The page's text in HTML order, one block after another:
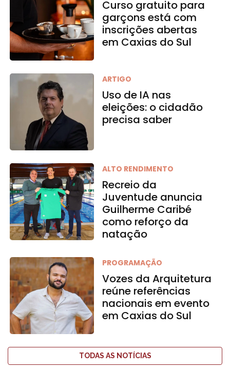
Curso gratuito para
garçons está com
inscrições abertas
em Caxias do Sul
ARTIGO
Uso de IA nas
eleições: o cidadão
precisa saber
ALTO RENDIMENTO
Recreio da
Juventude anuncia
Guilherme Caribé
como reforço da
natação
PROGRAMAÇÃO
Vozes da Arquitetura
reúne referências
nacionais em evento
em Caxias do Sul
TODAS AS NOTÍCIAS